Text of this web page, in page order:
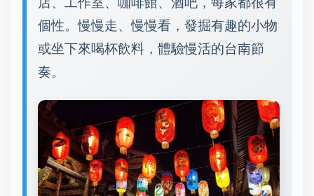
個性。慢慢走、慢慢看，發掘有趣的小物
或坐下來喝杯飲料，體驗慢活的台南節
奏。